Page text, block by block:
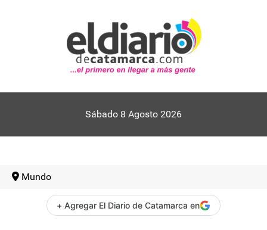
Sábado 8 Agosto 2026
Mundo
+ Agregar El Diario de Catamarca en